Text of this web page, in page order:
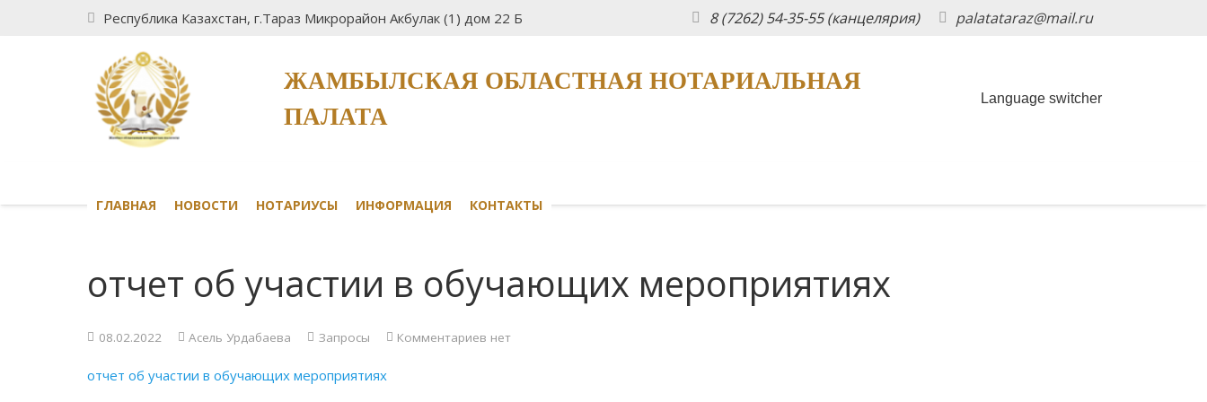
Республика Казахстан, г.Тараз Микрорайон Акбулак (1) дом 22 Б 8 (7262) 54-35-55 (канцелярия) palatataraz@mail.ru
ЖАМБЫЛСКАЯ ОБЛАСТНАЯ НОТАРИАЛЬНАЯ
ПАЛАТА
Language switcher
ГЛАВНАЯ НОВОСТИ НОТАРИУСЫ ИНФОРМАЦИЯ КОНТАКТЫ
отчет об участии в обучающих мероприятиях
08.02.2022 Асель Урдабаева Запросы Комментариев нет
отчет об участии в обучающих мероприятиях